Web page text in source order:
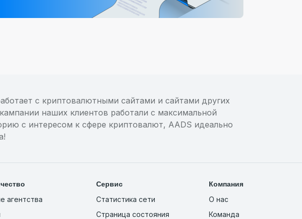
с криптовалютными сайтами и сайтами других
наших клиентов работали с максимальной
с интересом к сфере криптовалют, AADS идеально
агентства
Сервис
Статистика сети
Страница состояния
Компания
О нас
Команда